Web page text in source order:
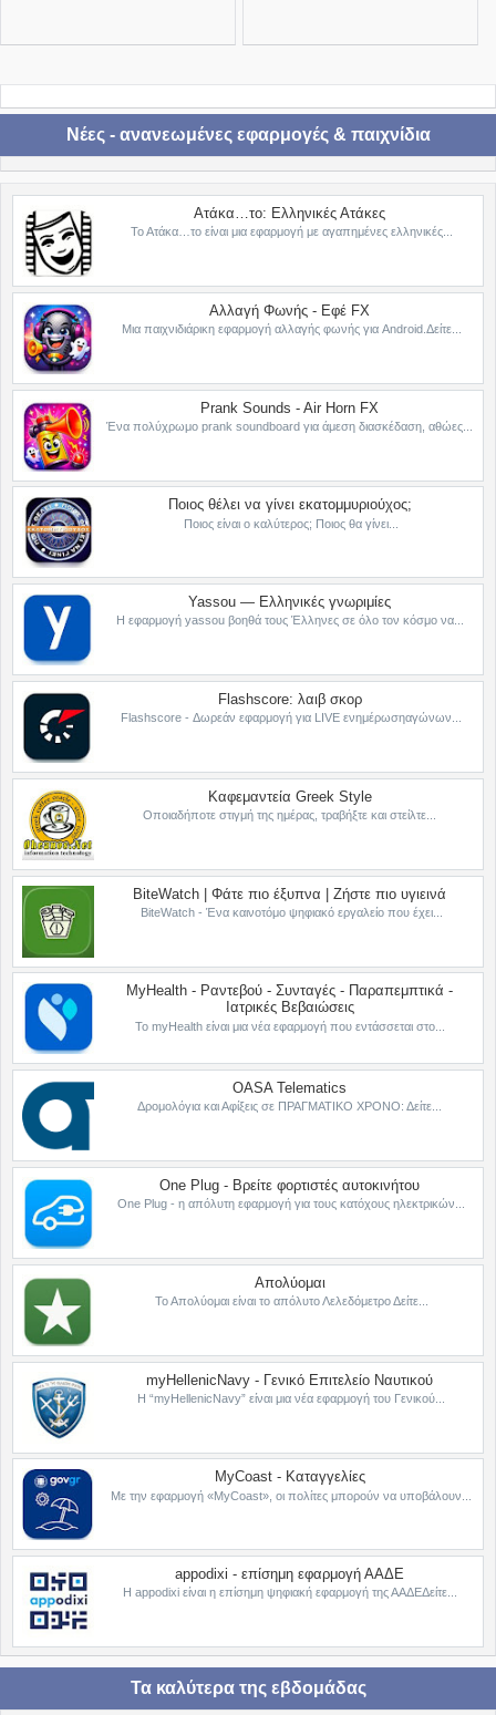
Νέες - ανανεωμένες εφαρμογές & παιχνίδια
Ατάκα…το: Ελληνικές Ατάκες
Το Ατάκα…το είναι μια εφαρμογή με αγαπημένες ελληνικές...
Αλλαγή Φωνής - Εφέ FX
Μια παιχνιδιάρικη εφαρμογή αλλαγής φωνής για Android.Δείτε...
Prank Sounds - Air Horn FX
Ένα πολύχρωμο prank soundboard για άμεση διασκέδαση, αθώες...
Ποιος θέλει να γίνει εκατομμυριούχος;
Ποιος είναι ο καλύτερος; Ποιος θα γίνει...
Yassou — Ελληνικές γνωριμίες
Η εφαρμογή yassou βοηθά τους Έλληνες σε όλο τον κόσμο να...
Flashscore: λαιβ σκορ
Flashscore - Δωρεάν εφαρμογή για LIVE ενημέρωσηαγώνων...
Καφεμαντεία Greek Style
Οποιαδήποτε στιγμή της ημέρας, τραβήξτε και στείλτε...
BiteWatch | Φάτε πιο έξυπνα | Ζήστε πιο υγιεινά
BiteWatch - Ένα καινοτόμο ψηφιακό εργαλείο που έχει...
MyHealth - Ραντεβού - Συνταγές - Παραπεμπτικά -
Ιατρικές Βεβαιώσεις
Το myHealth είναι μια νέα εφαρμογή που εντάσσεται στο...
OASA Telematics
Δρομολόγια και Αφίξεις σε ΠΡΑΓΜΑΤΙΚΟ ΧΡΟΝΟ: Δείτε...
One Plug - Βρείτε φορτιστές αυτοκινήτου
One Plug - η απόλυτη εφαρμογή για τους κατόχους ηλεκτρικών...
Απολύομαι
Το Απολύομαι είναι το απόλυτο Λελεδόμετρο Δείτε...
myHellenicNavy - Γενικό Επιτελείο Ναυτικού
Η “myHellenicNavy” είναι μια νέα εφαρμογή του Γενικού...
MyCoast - Καταγγελίες
Με την εφαρμογή «MyCoast», οι πολίτες μπορούν να υποβάλουν...
appodixi - επίσημη εφαρμογή ΑΑΔΕ
Η appodixi είναι η επίσημη ψηφιακή εφαρμογή της ΑΑΔΕΔείτε...
Τα καλύτερα της εβδομάδας